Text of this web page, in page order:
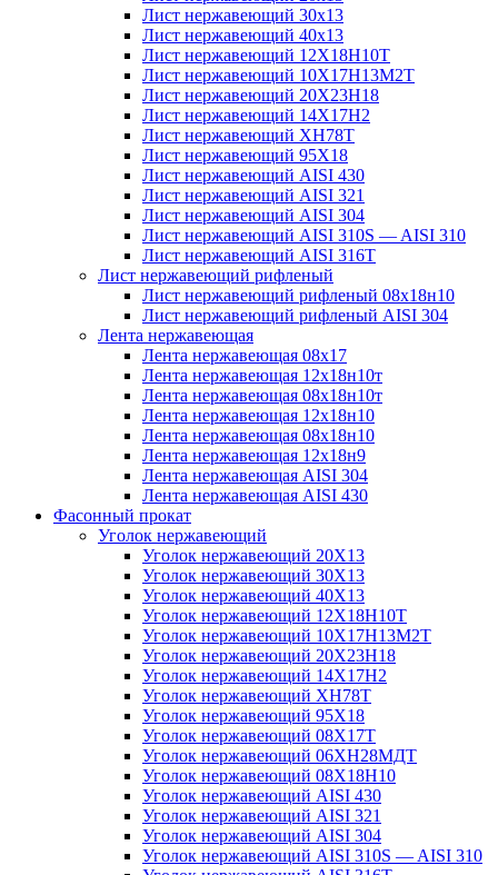
Лист нержавеющий 30х13
Лист нержавеющий 40х13
Лист нержавеющий 12Х18Н10Т
Лист нержавеющий 10Х17Н13М2T
Лист нержавеющий 20Х23Н18
Лист нержавеющий 14Х17Н2
Лист нержавеющий ХН78Т
Лист нержавеющий 95Х18
Лист нержавеющий AISI 430
Лист нержавеющий AISI 321
Лист нержавеющий AISI 304
Лист нержавеющий AISI 310S — AISI 310
Лист нержавеющий AISI 316T
Лист нержавеющий рифленый
Лист нержавеющий рифленый 08х18н10
Лист нержавеющий рифленый AISI 304
Лента нержавеющая
Лента нержавеющая 08х17
Лента нержавеющая 12х18н10т
Лента нержавеющая 08х18н10т
Лента нержавеющая 12х18н10
Лента нержавеющая 08х18н10
Лента нержавеющая 12х18н9
Лента нержавеющая AISI 304
Лента нержавеющая AISI 430
Фасонный прокат
Уголок нержавеющий
Уголок нержавеющий 20Х13
Уголок нержавеющий 30Х13
Уголок нержавеющий 40Х13
Уголок нержавеющий 12Х18Н10Т
Уголок нержавеющий 10Х17Н13М2T
Уголок нержавеющий 20Х23Н18
Уголок нержавеющий 14Х17Н2
Уголок нержавеющий ХН78Т
Уголок нержавеющий 95Х18
Уголок нержавеющий 08Х17Т
Уголок нержавеющий 06ХН28МДТ
Уголок нержавеющий 08Х18Н10
Уголок нержавеющий AISI 430
Уголок нержавеющий AISI 321
Уголок нержавеющий AISI 304
Уголок нержавеющий AISI 310S — AISI 310